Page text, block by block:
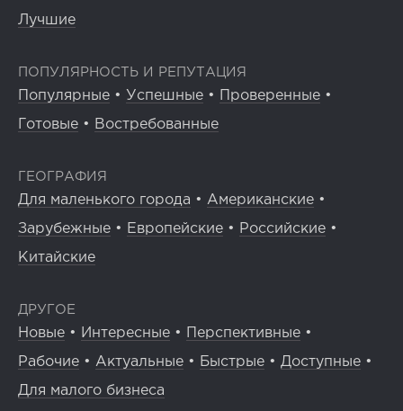
Лучшие
ПОПУЛЯРНОСТЬ И РЕПУТАЦИЯ
Популярные • Успешные • Проверенные •
Готовые • Востребованные
ГЕОГРАФИЯ
Для маленького города • Американские •
Зарубежные • Европейские • Российские •
Китайские
ДРУГОЕ
Новые • Интересные • Перспективные •
Рабочие • Актуальные • Быстрые • Доступные •
Для малого бизнеса